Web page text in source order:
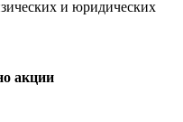
и юридических
акции